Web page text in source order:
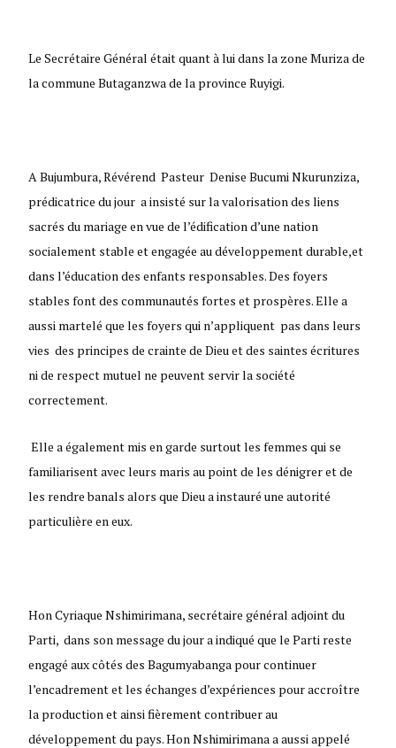
Le Secrétaire Général était quant à lui dans la zone Muriza de
la commune Butaganzwa de la province Ruyigi.
A Bujumbura, Révérend Pasteur Denise Bucumi Nkurunziza,
prédicatrice du jour a insisté sur la valorisation des liens
sacrés du mariage en vue de l’édification d’une nation
socialement stable et engagée au développement durable,et
dans l’éducation des enfants responsables. Des foyers
stables font des communautés fortes et prospères. Elle a
aussi martelé que les foyers qui n’appliquent pas dans leurs
vies des principes de crainte de Dieu et des saintes écritures
ni de respect mutuel ne peuvent servir la société
correctement.
Elle a également mis en garde surtout les femmes qui se
familiarisent avec leurs maris au point de les dénigrer et de
les rendre banals alors que Dieu a instauré une autorité
particulière en eux.
Hon Cyriaque Nshimirimana, secrétaire général adjoint du
Parti, dans son message du jour a indiqué que le Parti reste
engagé aux côtés des Bagumyabanga pour continuer
l’encadrement et les échanges d’expériences pour accroître
la production et ainsi fièrement contribuer au
développement du pays. Hon Nshimirimana a aussi appelé